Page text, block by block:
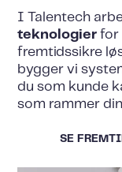
I Talentech
teknologier for
fremtidssikre
bygger vi
du som kunde
som rammer
SE